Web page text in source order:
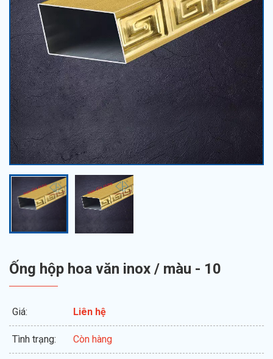
Ống hộp hoa văn inox / màu - 10
Giá: Liên hệ
Tình trạng: Còn hàng